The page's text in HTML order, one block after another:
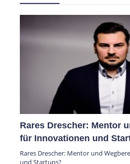
Rares Drescher: Mentor
für Innovationen und
Rares Drescher: Mentor und
und Startups?